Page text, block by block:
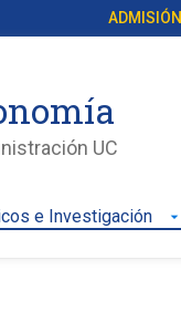
ADMISIÓN
UC
e Investigación arrow_drop_down